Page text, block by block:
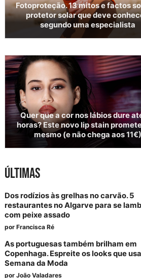
Fotoproteção. 13 mitos e factos
protetor solar que deve
segundo uma especialista
Quer que a cor nos lábios dure
horas? Este novo lip stain
mesmo (e não chega aos 11€)
ÚLTIMAS
Dos rodízios às grelhas no carvão. 5
restaurantes no Algarve para se
com peixe assado
por Francisca Ré
As portuguesas também brilham em
Copenhaga. Espreite os looks que
Semana da Moda
por João Valadares